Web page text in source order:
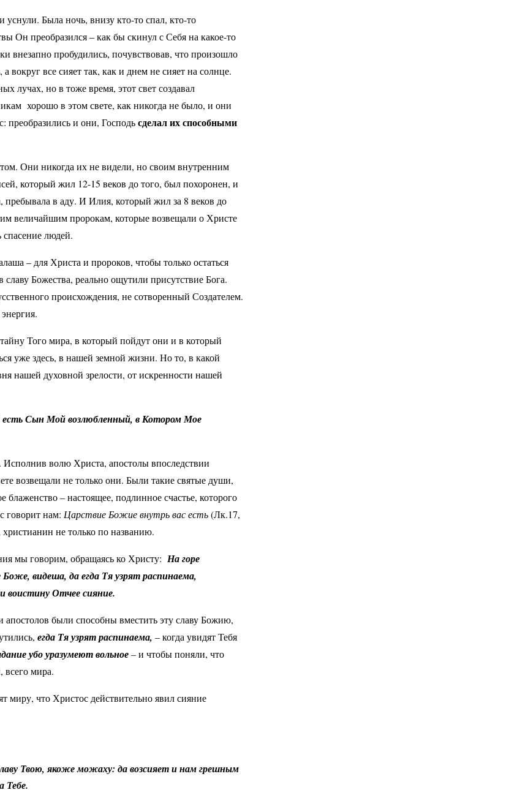
Была ночь, внизу кто-то спал, кто-то
Он преобразился – как бы скинул с Себя на какое-то
пробудились, почувствовав, что произошло
вокруг все сияет так, как и днем не сияет на солнце.
лучах, но в тоже время, этот свет создавал
хорошо в этом свете, как никогда не было, и они
преобразились и они, Господьсделал их способными
Они никогда их не видели, но своим внутренним
который жил 12-15 веков до того, был похоронен, и
в аду. И Илия, который жил за 8 веков до
величайшим пророкам, которые возвещали о Христе
людей.
– для Христа и пророков, чтобы только остаться
Божества, реально ощутили присутствие Бога.
происхождения, не сотворенный Создателем.
Того мира, в который пойдут они и в который
уже здесь, в нашей земной жизни. Но то, в какой
нашей духовной зрелости, от искренности нашей
Сын Мой возлюбленный, в Котором Мое
Исполнив волю Христа, апостолы впоследствии
возвещали не только они. Были такие святые души,
– настоящее, подлинное счастье, которого
говорит нам: Царствие Божие внутрь вас есть(Лк.17,
не только по названию.
мы говорим, обращаясь ко Христу: На горе
видеша, да егда Тя узрят распинаема,
воистину Отчее сияние.
апостолов были способны вместить эту славу Божию,
егда Тя узрят распинаема, – когда увидят Тебя
убо уразумеют вольное–и чтобы поняли, что
всего мира.
миру, что Христос действительно явил сияние
Твою, якоже можаху: да возсияет и нам грешным
Тебе.